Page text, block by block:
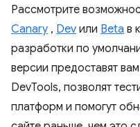
Рассмотрите
Canary , Dev или Beta в
разработки по
версии предоставят
DevTools, позволят
платформ и помогут